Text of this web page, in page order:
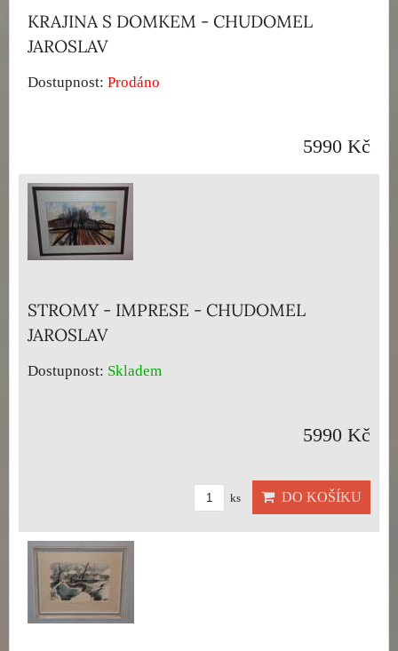
KRAJINA S DOMKEM - CHUDOMEL
JAROSLAV
Dostupnost: Prodáno
5990 Kč
STROMY - IMPRESE - CHUDOMEL
JAROSLAV
Dostupnost: Skladem
5990 Kč
ks DO KOŠÍKU